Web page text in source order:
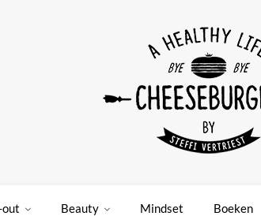
Beauty Mindset Boeken